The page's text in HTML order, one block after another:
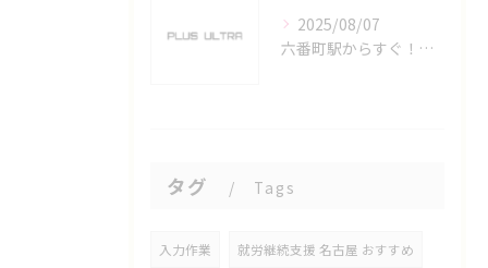
2025/08/07
六番町駅からすぐ！名古屋のeスポーツ施設で快適なプレイ環境を確保
タグ Tags
入力作業 就労継続支援 名古屋 おすすめ